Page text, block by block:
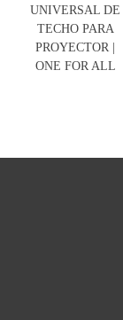
UNIVERSAL DE
TECHO PARA
PROYECTOR |
ONE FOR ALL